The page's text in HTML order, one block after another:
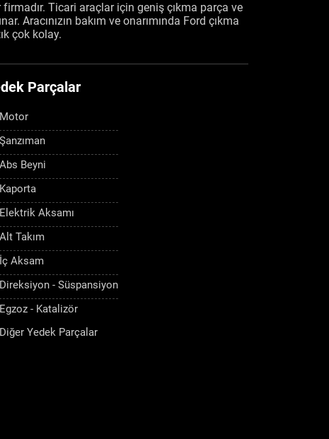
Ticari araçlar için geniş çıkma parça ve
bakım ve onarımında Ford çıkma
çok kolay.
Parçalar
Motor
Şanzıman
Abs Beyni
Kaporta
Elektrik Aksamı
Alt Takım
İç Aksam
Direksiyon - Süspansiyon
Egzoz - Katalizör
Diğer Yedek Parçalar